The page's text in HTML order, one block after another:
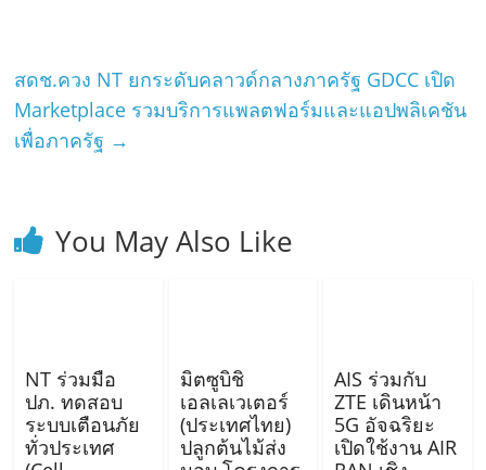
สดช.ควง NT ยกระดับคลาวด์กลางภาครัฐ GDCC เปิด
Marketplace รวมบริการแพลตฟอร์มและแอปพลิเคชัน
เพื่อภาครัฐ →
You May Also Like
NT ร่วมมือ
ปภ. ทดสอบ
ระบบเตือนภัย
ทั่วประเทศ
มิตซูบิชิ
เอลเลเวเตอร์
(ประเทศไทย)
ปลูกต้นไม้ส่ง
AIS ร่วมกับ
ZTE เดินหน้า
5G อัจฉริยะ
เปิดใช้งาน AIR